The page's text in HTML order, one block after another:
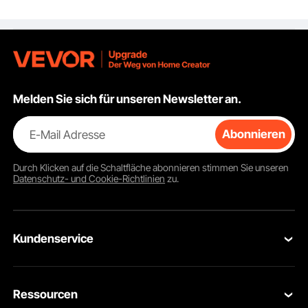
für Seen, Flüsse und
Meere, Blau
Melden Sie sich für unseren Newsletter an.
E-Mail Adresse Abonnieren
Durch Klicken auf die Schaltflächeabonnieren stimmen Sie unseren
Datenschutz- und Cookie-Richtlinien zu.
Kundenservice
Rückgaben & Ersatz
Ressourcen